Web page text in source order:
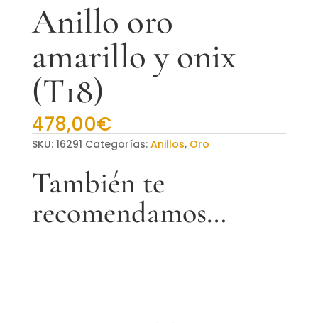
Anillo oro
amarillo y onix
(T18)
478,00€
SKU: 16291 Categorías: Anillos, Oro
También te
recomendamos…